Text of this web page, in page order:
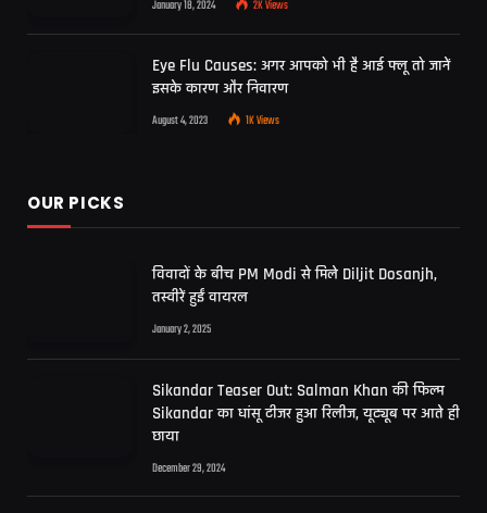
January 18, 2024 2KViews
Eye Flu Causes: अगर आपको भी है आई फ्लू तो जानें
इसके कारण और निवारण
August 4, 2023 1KViews
OUR PICKS
विवादों के बीच PM Modi से मिले Diljit Dosanjh,
तस्वीरें हुईं वायरल
January 2, 2025
Sikandar Teaser Out: Salman Khan की फिल्म
Sikandar का धांसू टीजर हुआ रिलीज, यूट्यूब पर आते ही
छाया
December 29, 2024